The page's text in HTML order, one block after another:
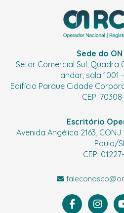
Sede do ON
Setor Comercial Sul, Quadra
andar, sala 1001
Edifício Parque Cidade
CEP:
Escritório
Avenida Angélica 2163,
Paulo/
CEP:
F
a
I
n